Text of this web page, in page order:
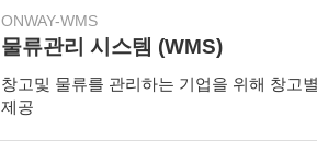
ONWAY-WMS
물류관리 시스템 (WMS)
창고및 물류를 관리하는 기업을 위해 창고
제공